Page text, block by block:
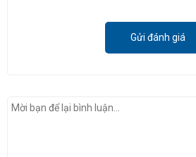
Gửi đánh giá